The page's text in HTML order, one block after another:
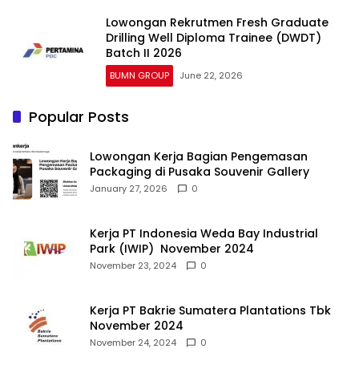
Lowongan Rekrutmen Fresh Graduate
Drilling Well Diploma Trainee (DWDT)
Batch II 2026
BUMN GROUP June 22, 2026
Popular Posts
Lowongan Kerja Bagian Pengemasan
Packaging di Pusaka Souvenir Gallery
January 27, 2026 0
Kerja PT Indonesia Weda Bay Industrial
Park (IWIP) November 2024
November 23, 2024 0
Kerja PT Bakrie Sumatera Plantations Tbk
November 2024
November 24, 2024 0